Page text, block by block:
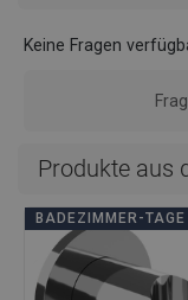
Keine Fragen
Produkte aus
BADEZIMMER-TAGE